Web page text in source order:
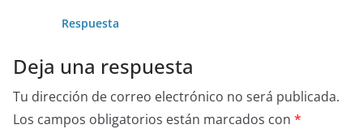
Respuesta
Deja una respuesta
Tu dirección de correo electrónico no será publicada.
Los campos obligatorios están marcados con *